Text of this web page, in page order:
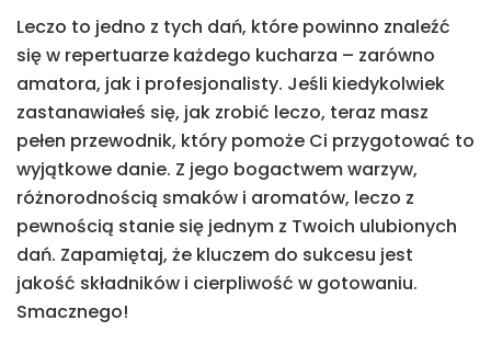
Leczo to jedno z tych dań, które powinno znaleźć
się w repertuarze każdego kucharza – zarówno
amatora, jak i profesjonalisty. Jeśli kiedykolwiek
zastanawiałeś się, jak zrobić leczo, teraz masz
pełen przewodnik, który pomoże Ci przygotować to
wyjątkowe danie. Z jego bogactwem warzyw,
różnorodnością smaków i aromatów, leczo z
pewnością stanie się jednym z Twoich ulubionych
dań. Zapamiętaj, że kluczem do sukcesu jest
jakość składników i cierpliwość w gotowaniu.
Smacznego!